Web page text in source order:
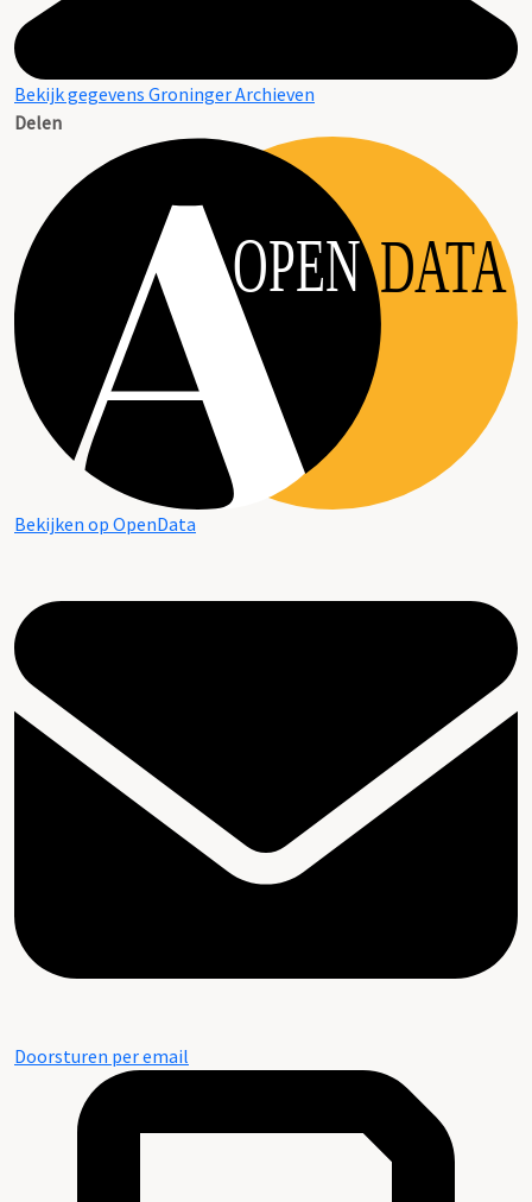
Bekijk gegevens Groninger Archieven
Delen
OPEN DATA
Bekijken op OpenData
Doorsturen per email